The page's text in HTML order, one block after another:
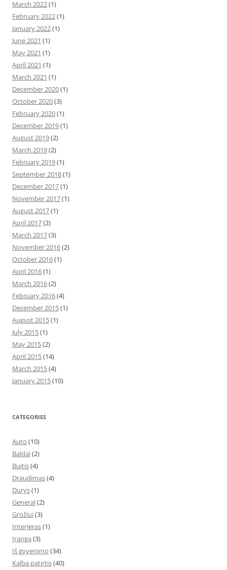
March 2022(1)
February 2022(1)
January 2022(1)
June 2021 (1)
May 2021 (1)
April 2021 (1)
March 2021 (1)
December 2020(1)
October 2020(3)
February 2020(1)
December 2019(1)
August 2019(2)
March 2019(2)
February 2019(1)
September 2018(1)
December 2017(1)
November 2017(1)
August 2017(1)
April 2017(2)
March 2017(3)
November 2016(2)
October 2016(1)
April 2016(1)
March 2016(2)
February 2016(4)
December 2015(1)
August 2015(1)
July 2015(1)
May 2015(2)
April 2015(14)
March 2015(4)
January 2015(10)
CATEGORIES
Auto (10)
Baldai(2)
Buitis(4)
Draudimas(4)
Durys(1)
General(2)
Grožiui(3)
Interjeras(1)
Įranga (3)
Iš gyvenimo (34)
Kalba patirtis(40)